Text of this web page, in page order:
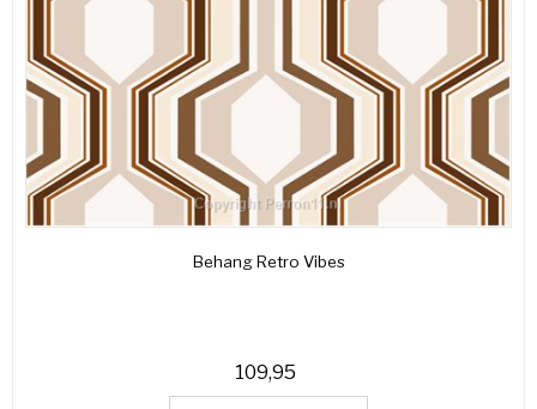
Behang Retro Vibes
109,95